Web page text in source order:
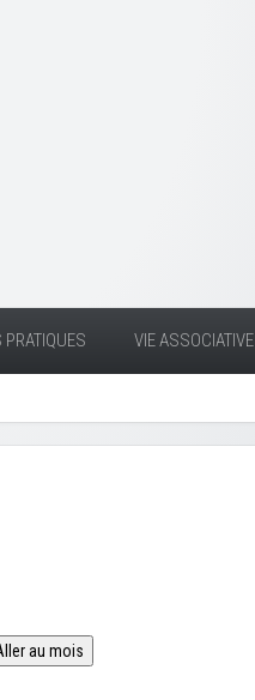
PRATIQUES VIE ASSOCIATIVE
au mois